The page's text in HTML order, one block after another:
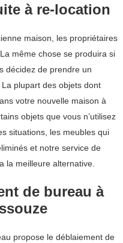
à re-location
maison, les propriétaires
même chose se produira si
décidez de prendre un
plupart des objets dont
votre nouvelle maison à
objets que vous n’utilisez
situations, les meubles qui
et notre service de
la meilleure alternative.
de bureau à
propose le déblaiement de